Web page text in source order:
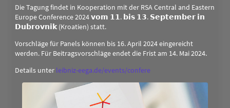
Die Tagung findet in Kooperation mit der RSA Central and Eastern
Europe Conference 2024 𝘃𝗼𝗺 𝟭𝟭. 𝗯𝗶𝘀 𝟭𝟯. 𝗦𝗲𝗽𝘁𝗲𝗺𝗯𝗲𝗿 𝗶𝗻
𝗗𝘂𝗯𝗿𝗼𝘃𝗻𝗶𝗸 (Kroatien) statt.
Vorschläge für Panels können bis 16. April 2024 eingereicht
werden. Für Beitragsvorschläge endet die Frist am 14. Mai 2024.
Details unter leibniz-eega.de/events/confere